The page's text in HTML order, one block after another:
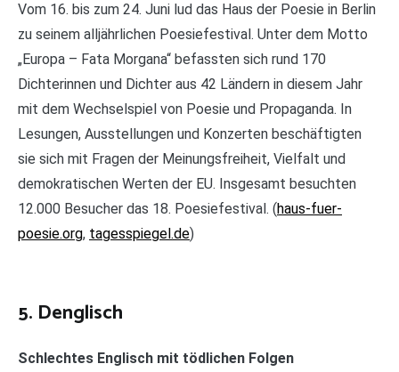
Vom 16. bis zum 24. Juni lud das Haus der Poesie in Berlin
zu seinem alljährlichen Poesiefestival. Unter dem Motto
„Europa – Fata Morgana“ befassten sich rund 170
Dichterinnen und Dichter aus 42 Ländern in diesem Jahr
mit dem Wechselspiel von Poesie und Propaganda. In
Lesungen, Ausstellungen und Konzerten beschäftigten
sie sich mit Fragen der Meinungsfreiheit, Vielfalt und
demokratischen Werten der EU. Insgesamt besuchten
12.000 Besucher das 18. Poesiefestival. (haus-fuer-
poesie.org, tagesspiegel.de)
5. Denglisch
Schlechtes Englisch mit tödlichen Folgen